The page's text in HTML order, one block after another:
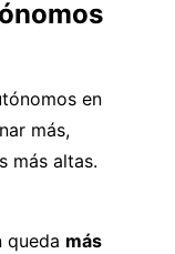
en
más,
más altas.
queda más